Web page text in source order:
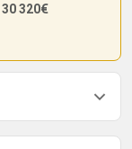
30 320€